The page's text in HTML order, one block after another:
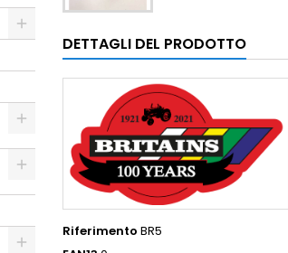
DETTAGLI DEL PRODOTTO
Riferimento BR5